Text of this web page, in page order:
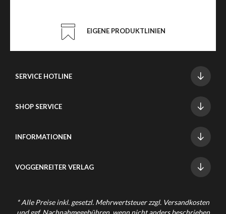
EIGENE PRODUKTLINIEN
SERVICE HOTLINE
SHOP SERVICE
INFORMATIONEN
VOGGENREITER VERLAG
* Alle Preise inkl. gesetzl. Mehrwertsteuer zzgl. Versandkosten
und ggf. Nachnahmegebühren, wenn nicht anders beschrieben